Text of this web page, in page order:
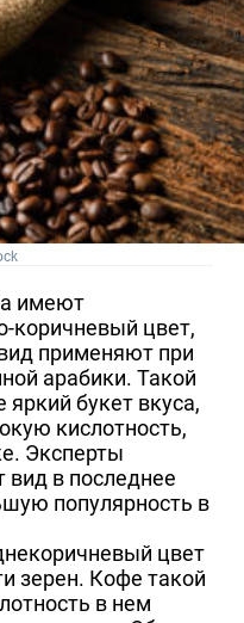
имеют
коричневый цвет,
применяют при
арабики. Такой
букет вкуса,
кислотность,
Эксперты
вид в последнее
популярность в
цвет
зерен. Кофе такой
в нем